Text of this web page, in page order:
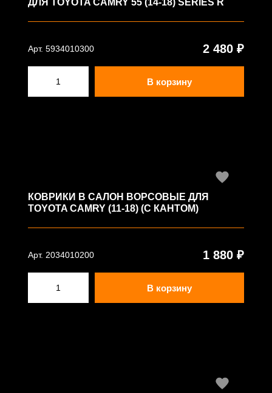
ДЛЯ TOYOTA CAMRY 55 (14-18) SERIES R
Арт. 5934010300 2 480 ₽
В корзину
КОВРИКИ В САЛОН ВОРСОВЫЕ ДЛЯ
TOYOTA CAMRY (11-18) (С КАНТОМ)
Арт. 2034010200 1 880 ₽
В корзину